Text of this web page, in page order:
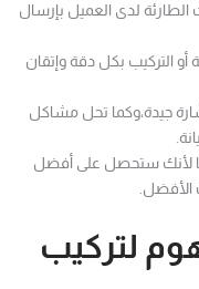
لدى العميل بإرسال
أو التركيب بكل دقة وإتقان
جيدة،وكما تحل مشاكل
لأنك ستحصل على أفضل
الأفضل.
لتركيب